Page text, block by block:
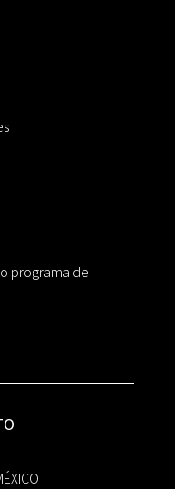
programa de